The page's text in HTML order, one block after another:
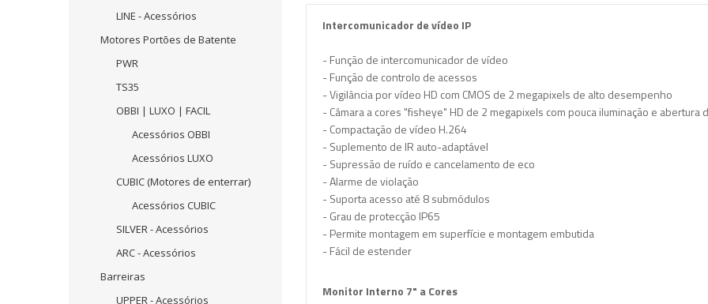
LINE - Acessórios
Motores Portões de Batente
PWR
TS35
OBBI | LUXO | FACIL
Acessórios OBBI
Acessórios LUXO
CUBIC (Motores de enterrar)
Acessórios CUBIC
SILVER - Acessórios
ARC - Acessórios
Barreiras
UPPER - Acessórios
Intercomunicador de vídeo IP
- Função de intercomunicador de vídeo
- Função de controlo de acessos
- Vigilância por vídeo HD com CMOS de 2 megapixels de alto desempenho
- Câmara a cores "fisheye" HD de 2 megapixels com pouca iluminação e abertura
- Compactação de vídeo H.264
- Suplemento de IR auto-adaptável
- Supressão de ruído e cancelamento de eco
- Alarme de violação
- Suporta acesso até 8 submódulos
- Grau de protecção IP65
- Permite montagem em superfície e montagem embutida
- Fácil de estender
Monitor Interno 7" a Cores